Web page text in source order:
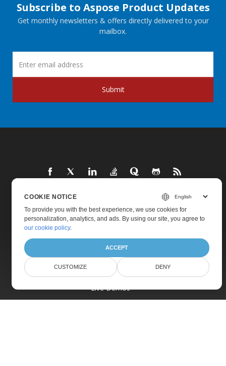
Subscribe to Aspose Product Updates
Get monthly newsletters & offers directly delivered to your
mailbox.
Submit
Home
New Releases
Pricing
Docs
Live Demos
COOKIE NOTICE
To provide you with the best experience, we use cookies for
personalization, analytics, and ads. By using our site, you agree to
our cookie policy.
ACCEPT
CUSTOMIZE DENY